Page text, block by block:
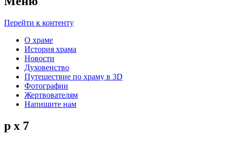
Перейти к контенту
О храме
История храма
Новости
Духовенство
Путешествие по храму в 3D
Фотографии
Жертвователям
Напишите нам
р х 7